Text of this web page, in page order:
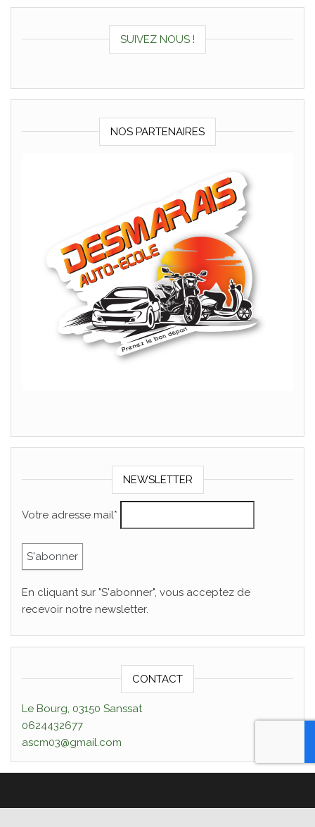
SUIVEZ NOUS !
NOS PARTENAIRES
NEWSLETTER
Votre adresse mail*
En cliquant sur "S'abonner", vous acceptez de
recevoir notre newsletter.
CONTACT
Le Bourg, 03150 Sanssat
0624432677
ascm03@gmail.com